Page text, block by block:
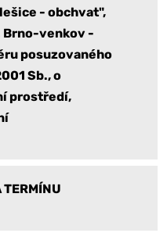
- obchvat",
Brno-venkov -
posuzovaného
Sb., o
prostředí,
TERMÍNU